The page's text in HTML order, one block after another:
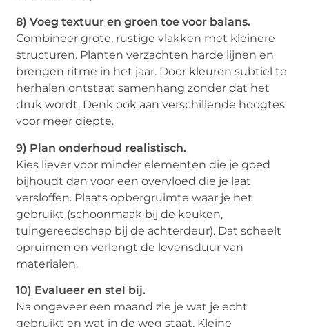
8) Voeg textuur en groen toe voor balans.
Combineer grote, rustige vlakken met kleinere
structuren. Planten verzachten harde lijnen en
brengen ritme in het jaar. Door kleuren subtiel te
herhalen ontstaat samenhang zonder dat het
druk wordt. Denk ook aan verschillende hoogtes
voor meer diepte.
9) Plan onderhoud realistisch.
Kies liever voor minder elementen die je goed
bijhoudt dan voor een overvloed die je laat
versloffen. Plaats opbergruimte waar je het
gebruikt (schoonmaak bij de keuken,
tuingereedschap bij de achterdeur). Dat scheelt
opruimen en verlengt de levensduur van
materialen.
10) Evalueer en stel bij.
Na ongeveer een maand zie je wat je echt
gebruikt en wat in de weg staat. Kleine